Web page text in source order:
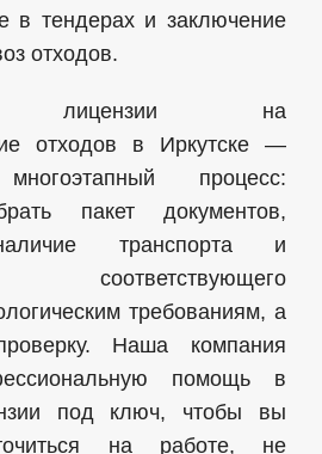
в тендерах и заключение
отходов.
лицензии на
отходов в Иркутске —
процесс:
пакет документов,
транспорта и
соответствующего
требованиям, а
Наша компания
помощь в
под ключ, чтобы вы
на работе, не